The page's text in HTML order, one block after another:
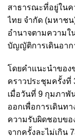
สาธารณะที่อยู่ใน
ไทย จำกัด (มหาช
อำนาจตามความใ
บัญญัติการเดินอาก
โดยคำแนะนำของ
คราวประชุมครั้งที่
เมื่อวันที่ 9 กุมภาพั
ออกเพื่อการเดินท
ความรับผิดชอบขอ
จากครั้งละไม่เกิน